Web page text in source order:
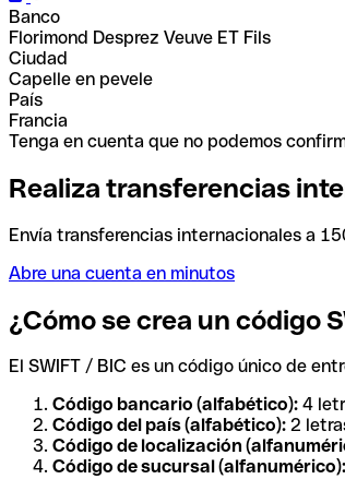
Banco
Florimond Desprez Veuve ET Fils
Ciudad
Capelle en pevele
País
Francia
Tenga en cuenta que no podemos
Realiza transferencias
Envía transferencias internacionales a
Abre una cuenta en minutos
¿Cómo se crea un código
El SWIFT / BIC es un código único de
Código bancario (alfabético): 4
Código del país (alfabético): 2
Código de localización
Código de sucursal (alfanumérico):